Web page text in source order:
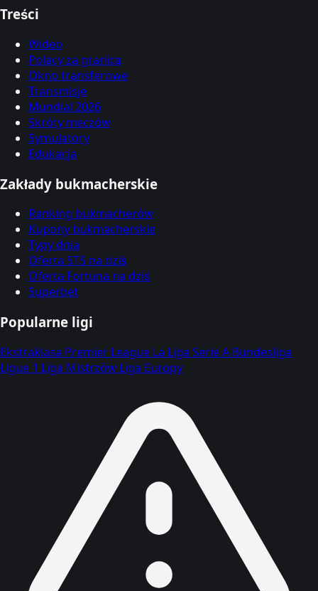
Treści
Wideo
Polacy za granicą
Okno transferowe
Transmisje
Mundial 2026
Skróty meczów
Symulatory
Edukacja
Zakłady bukmacherskie
Ranking bukmacherów
Kupony bukmacherskie
Typy dnia
Oferta STS na dziś
Oferta Fortuna na dziś
Superbet
Popularne ligi
Ekstraklasa Premier League La Liga Serie A Bundesliga
Ligue 1 Liga Mistrzów Liga Europy